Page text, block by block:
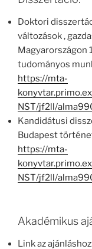
Doktori
változások ,
Magyarországon
tudományos
https://mta-
NST/jf2ll/
Kandidátusi
Budapest
https://mta-
NST/jf2ll/
Akadémikus
Link az